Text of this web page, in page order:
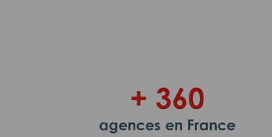
+ 360
agences en France